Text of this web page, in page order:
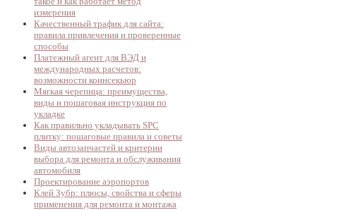
измерения
Качественный трафик для сайта:
правила привлечения и проверенные
способы
Платежный агент для ВЭД и
международных расчетов:
возможности коинсекьюр
Мягкая черепица: преимущества,
виды и пошаговая инструкция по
укладке
Как правильно укладывать SPC
плитку: пошаговые правила и советы
Виды автозапчастей и критерии
выбора для ремонта и обслуживания
автомобиля
Проектирование аэропортов
Клей Зубр: плюсы, свойства и сферы
применения для ремонта и монтажа